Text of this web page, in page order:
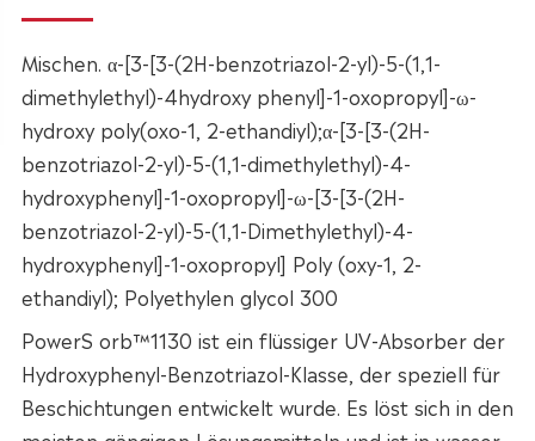
Mischen. α-[3-[3-(2H-benzotriazol-2-yl)-5-(1,1-
dimethylethyl)-4hydroxy phenyl]-1-oxopropyl]-ω-
hydroxy poly(oxo-1, 2-ethandiyl);α-[3-[3-(2H-
benzotriazol-2-yl)-5-(1,1-dimethylethyl)-4-
hydroxyphenyl]-1-oxopropyl]-ω-[3-[3-(2H-
benzotriazol-2-yl)-5-(1,1-Dimethylethyl)-4-
hydroxyphenyl]-1-oxopropyl] Poly (oxy-1, 2-
ethandiyl); Polyethylen glycol 300
PowerS orb™1130 ist ein flüssiger UV-Absorber der
Hydroxyphenyl-Benzotriazol-Klasse, der speziell für
Beschichtungen entwickelt wurde. Es löst sich in den